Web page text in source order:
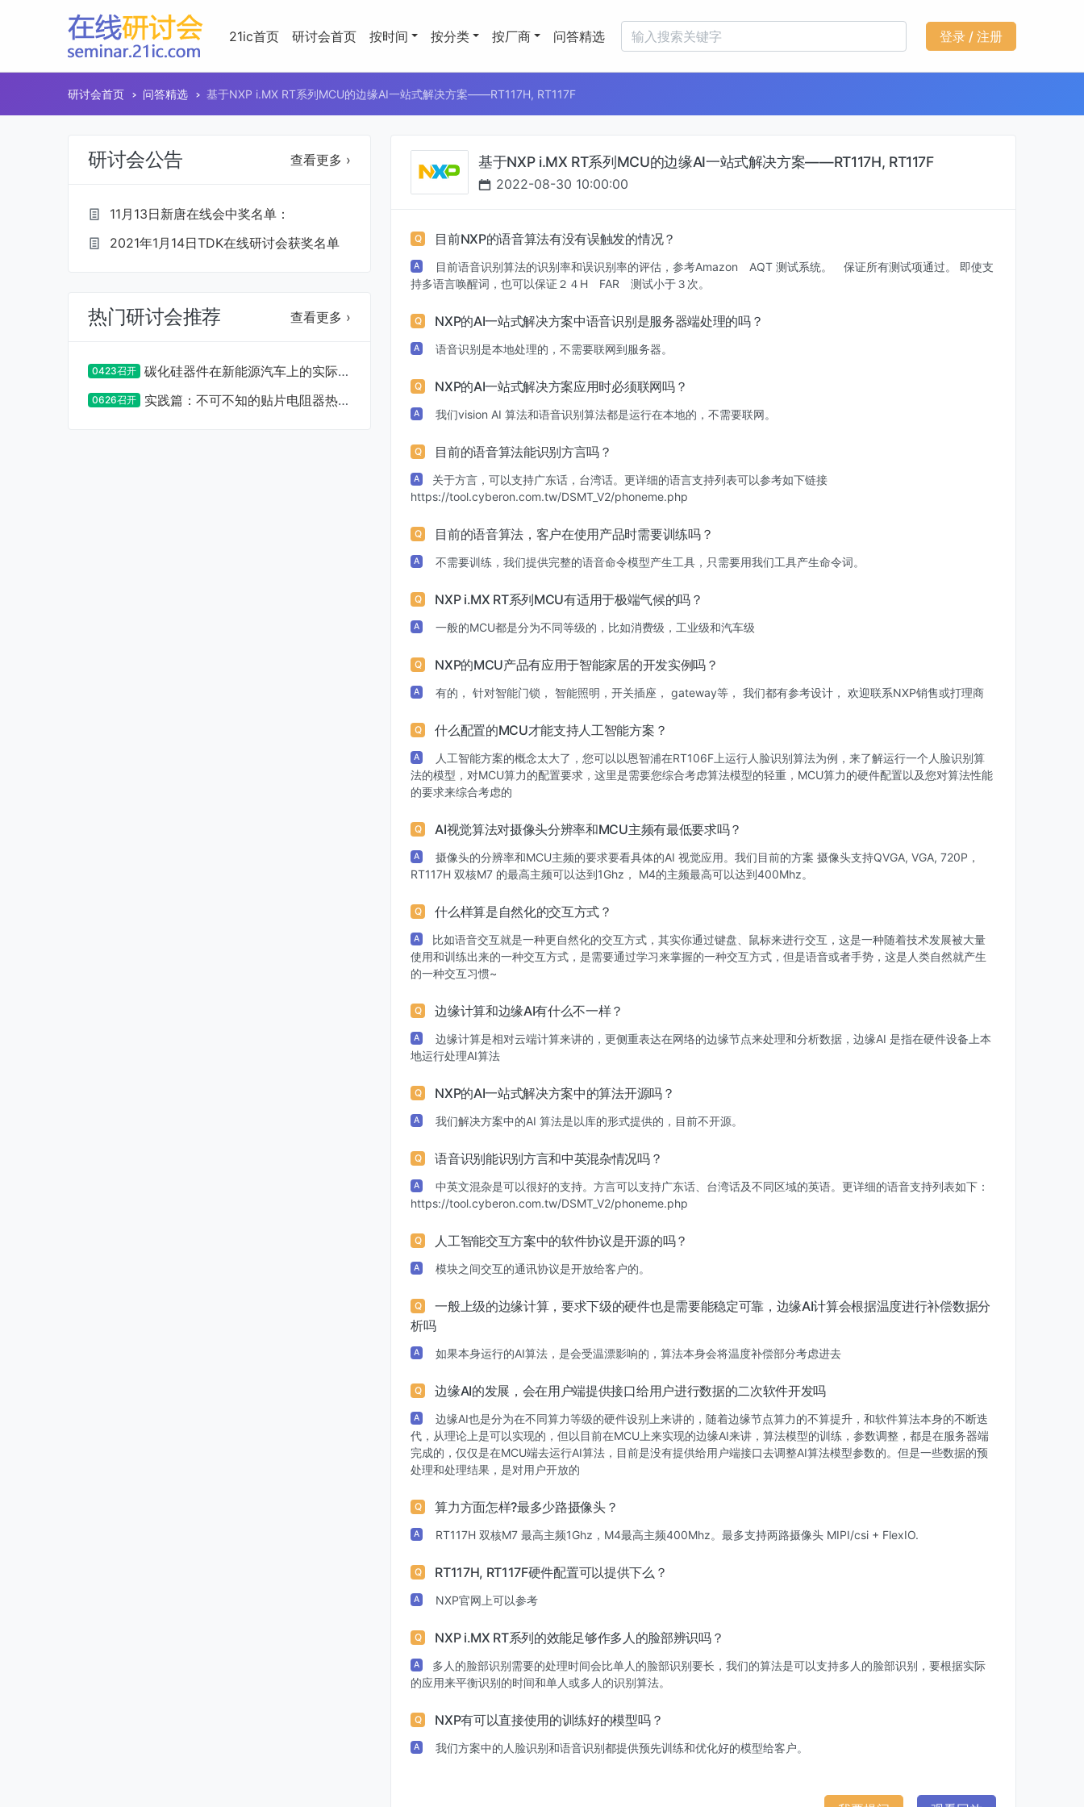
21ic首页 研讨会首页 按时间 按分类 按厂商 问答精选 登录 / 注册
研讨会首页 问答精选 基于NXP i.MX RT系列MCU的边缘AI一站式解决方案——RT117H, RT117F
基于NXP i.MX RT系列MCU的边缘AI一站式解决方案——RT117H, RT117F
2022-08-30 10:00:00
Q 目前NXP的语音算法有没有误触发的情况？
A
目前语音识别算法的识别率和误识别率的评估，参考Amazon AQT 测试系统。 保证所有测试项通过。 即使支
持多语言唤醒词，也可以保证２４H FAR 测试小于３次。
Q NXP的AI一站式解决方案中语音识别是服务器端处理的吗？
A 语音识别是本地处理的，不需要联网到服务器。
Q NXP的AI一站式解决方案应用时必须联网吗？
A 我们vision AI 算法和语音识别算法都是运行在本地的，不需要联网。
Q 目前的语音算法能识别方言吗？
A
关于方言，可以支持广东话，台湾话。更详细的语言支持列表可以参考如下链接
https://tool.cyberon.com.tw/DSMT_V2/phoneme.php
Q 目前的语音算法，客户在使用产品时需要训练吗？
A 不需要训练，我们提供完整的语音命令模型产生工具，只需要用我们工具产生命令词。
Q NXP i.MX RT系列MCU有适用于极端气候的吗？
A 一般的MCU都是分为不同等级的，比如消费级，工业级和汽车级
Q NXP的MCU产品有应用于智能家居的开发实例吗？
A 有的， 针对智能门锁， 智能照明，开关插座， gateway等， 我们都有参考设计， 欢迎联系NXP销售或打理商
Q 什么配置的MCU才能支持人工智能方案？
A
人工智能方案的概念太大了，您可以以恩智浦在RT106F上运行人脸识别算法为例，来了解运行一个人脸识别算
法的模型，对MCU算力的配置要求，这里是需要您综合考虑算法模型的轻重，MCU算力的硬件配置以及您对算法性能
的要求来综合考虑的
Q AI视觉算法对摄像头分辨率和MCU主频有最低要求吗？
A
摄像头的分辨率和MCU主频的要求要看具体的AI 视觉应用。我们目前的方案 摄像头支持QVGA, VGA, 720P，
RT117H 双核M7 的最高主频可以达到1Ghz， M4的主频最高可以达到400Mhz。
Q 什么样算是自然化的交互方式？
A
比如语音交互就是一种更自然化的交互方式，其实你通过键盘、鼠标来进行交互，这是一种随着技术发展被大量
使用和训练出来的一种交互方式，是需要通过学习来掌握的一种交互方式，但是语音或者手势，这是人类自然就产生
的一种交互习惯~
Q 边缘计算和边缘AI有什么不一样？
A
边缘计算是相对云端计算来讲的，更侧重表达在网络的边缘节点来处理和分析数据，边缘AI 是指在硬件设备上本
地运行处理AI算法
Q NXP的AI一站式解决方案中的算法开源吗？
A 我们解决方案中的AI 算法是以库的形式提供的，目前不开源。
Q 语音识别能识别方言和中英混杂情况吗？
A
中英文混杂是可以很好的支持。方言可以支持广东话、台湾话及不同区域的英语。更详细的语音支持列表如下：
https://tool.cyberon.com.tw/DSMT_V2/phoneme.php
Q 人工智能交互方案中的软件协议是开源的吗？
A 模块之间交互的通讯协议是开放给客户的。
Q
一般上级的边缘计算，要求下级的硬件也是需要能稳定可靠，边缘AI计算会根据温度进行补偿数据分
析吗
A 如果本身运行的AI算法，是会受温漂影响的，算法本身会将温度补偿部分考虑进去
Q 边缘AI的发展，会在用户端提供接口给用户进行数据的二次软件开发吗
A
边缘AI也是分为在不同算力等级的硬件设别上来讲的，随着边缘节点算力的不算提升，和软件算法本身的不断迭
代，从理论上是可以实现的，但以目前在MCU上来实现的边缘AI来讲，算法模型的训练，参数调整，都是在服务器端
完成的，仅仅是在MCU端去运行AI算法，目前是没有提供给用户端接口去调整AI算法模型参数的。但是一些数据的预
处理和处理结果，是对用户开放的
Q 算力方面怎样?最多少路摄像头？
A RT117H 双核M7 最高主频1Ghz，M4最高主频400Mhz。最多支持两路摄像头 MIPI/csi + FlexIO.
Q RT117H, RT117F硬件配置可以提供下么？
A NXP官网上可以参考
Q NXP i.MX RT系列的效能足够作多人的脸部辨识吗？
A
多人的脸部识别需要的处理时间会比单人的脸部识别要长，我们的算法是可以支持多人的脸部识别，要根据实际
的应用来平衡识别的时间和单人或多人的识别算法。
Q NXP有可以直接使用的训练好的模型吗？
A 我们方案中的人脸识别和语音识别都提供预先训练和优化好的模型给客户。
研讨会公告 查看更多 ›
11月13日新唐在线会中奖名单：
2021年1月14日TDK在线研讨会获奖名单
热门研讨会推荐 查看更多 ›
0423召开
碳化硅器件在新能源汽车上的实际应
用设计及注意事项
0626召开
实践篇：不可不知的贴片电阻器热设